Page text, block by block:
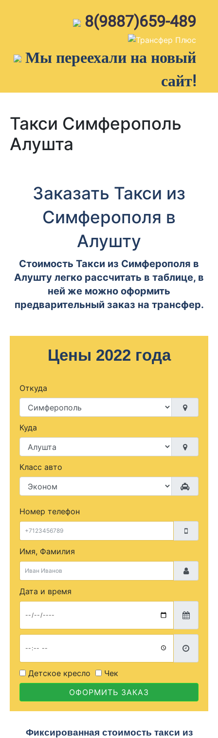
8(9887)659-489
Мы переехали на новый
сайт!
Такси Симферополь
Алушта
Заказать Такси из
Симферополя в
Алушту
Стоимость Такси из Симферополя в
Алушту легко рассчитать в таблице, в
ней же можно оформить
предварительный заказ на трансфер.
Цены 2022 года
Откуда
Куда
Класс авто
Номер телефон
Имя, Фамилия
Дата и время
Детское кресло
Чек
ОФОРМИТЬ ЗАКАЗ
Фиксированная стоимость такси из